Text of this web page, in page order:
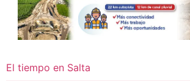
El tiempo en Salta